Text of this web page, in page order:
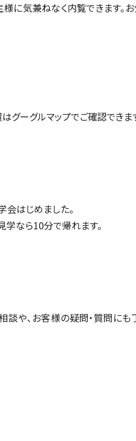
に気兼ねなく内覧できます。
はグーグルマップでご確認できま
はじめました。
学なら10分で帰れます。
談や、お客様の疑問・質問にも